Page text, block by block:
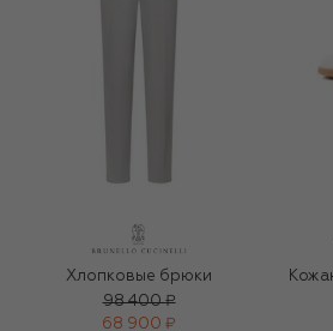
Хлопковые брюки
98 400 ₽
68 900 ₽